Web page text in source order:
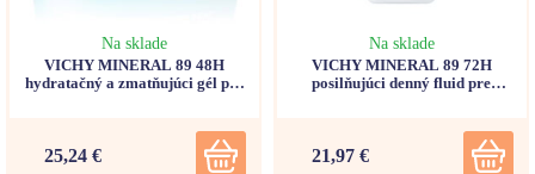
Na sklade
VICHY MINERAL 89 48H
hydratačný a zmatňujúci gél pre
25,24 €
Na sklade
VICHY MINERAL 89 72H
posilňujúci denný fluid pre
21,97 €